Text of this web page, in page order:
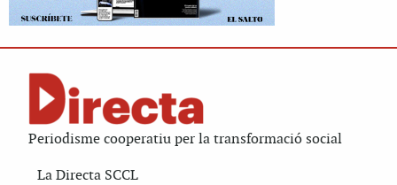
Periodisme cooperatiu per la transformació social
La Directa SCCL